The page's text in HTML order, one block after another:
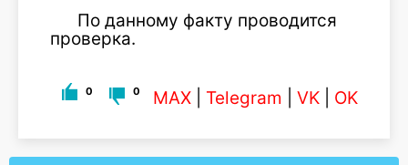
По данному факту проводится
проверка.
0 0 MAX Telegram VK OK